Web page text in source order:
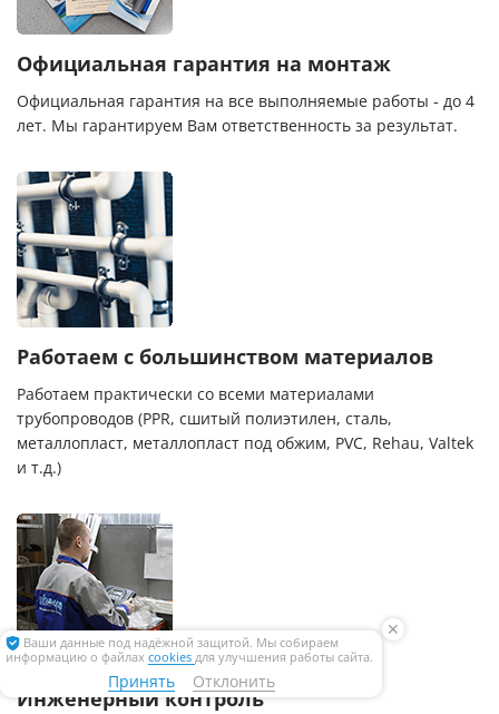
Официальная гарантия на монтаж
Официальная гарантия на все выполняемые работы - до 4
лет. Мы гарантируем Вам ответственность за результат.
Работаем с большинством материалов
Работаем практически со всеми материалами
трубопроводов (PPR, сшитый полиэтилен, сталь,
металлопласт, металлопласт под обжим, PVC, Rehau, Valtek
и т.д.)
Инженерный контроль
Ваши данные под надёжной защитой. Мы собираем
информацию о файлах cookies для улучшения работы сайта.
Принять Отклонить
✕